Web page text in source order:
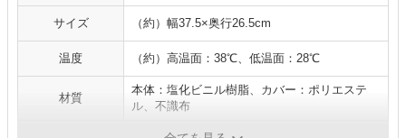
サイズ （約）幅37.5×奥行26.5cm
温度 （約）高温面：38℃、低温面：28℃
材質
本体：塩化ビニル樹脂、カバー：ポリエステ
ル、不識布